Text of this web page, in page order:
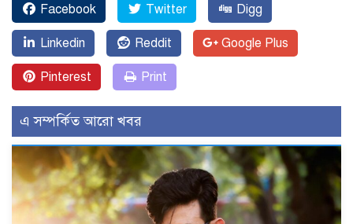
Facebook Twitter Digg
Linkedin Reddit Google Plus
Pinterest Print
এ সম্পর্কিত আরো খবর